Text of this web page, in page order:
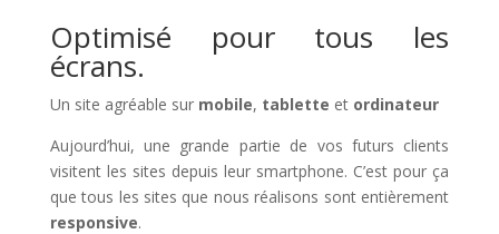
Optimisé pour tous les
écrans.
Un site agréable sur mobile, tablette et ordinateur
Aujourd’hui, une grande partie de vos futurs clients
visitent les sites depuis leur smartphone. C’est pour ça
que tous les sites que nous réalisons sont entièrement
responsive.